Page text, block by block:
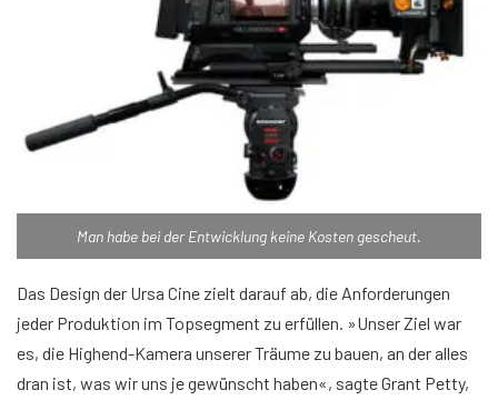
Man habe bei der Entwicklung keine Kosten gescheut.
Das Design der Ursa Cine zielt darauf ab, die Anforderungen
jeder Produktion im Topsegment zu erfüllen. »Unser Ziel war
es, die Highend-Kamera unserer Träume zu bauen, an der alles
dran ist, was wir uns je gewünscht haben«, sagte Grant Petty,